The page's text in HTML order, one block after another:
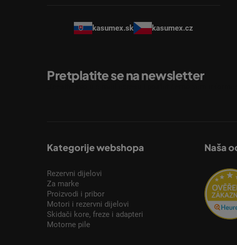
kasumex.sk kasumex.cz
Kategorije webshopa
Rezervni dijelovi
Za marke
Proizvodi i pribor
Motori i rezervni dijelovi
Skidači kore, freze i adapteri
Motorne pile
Naša
Pretplatite se na newsletter